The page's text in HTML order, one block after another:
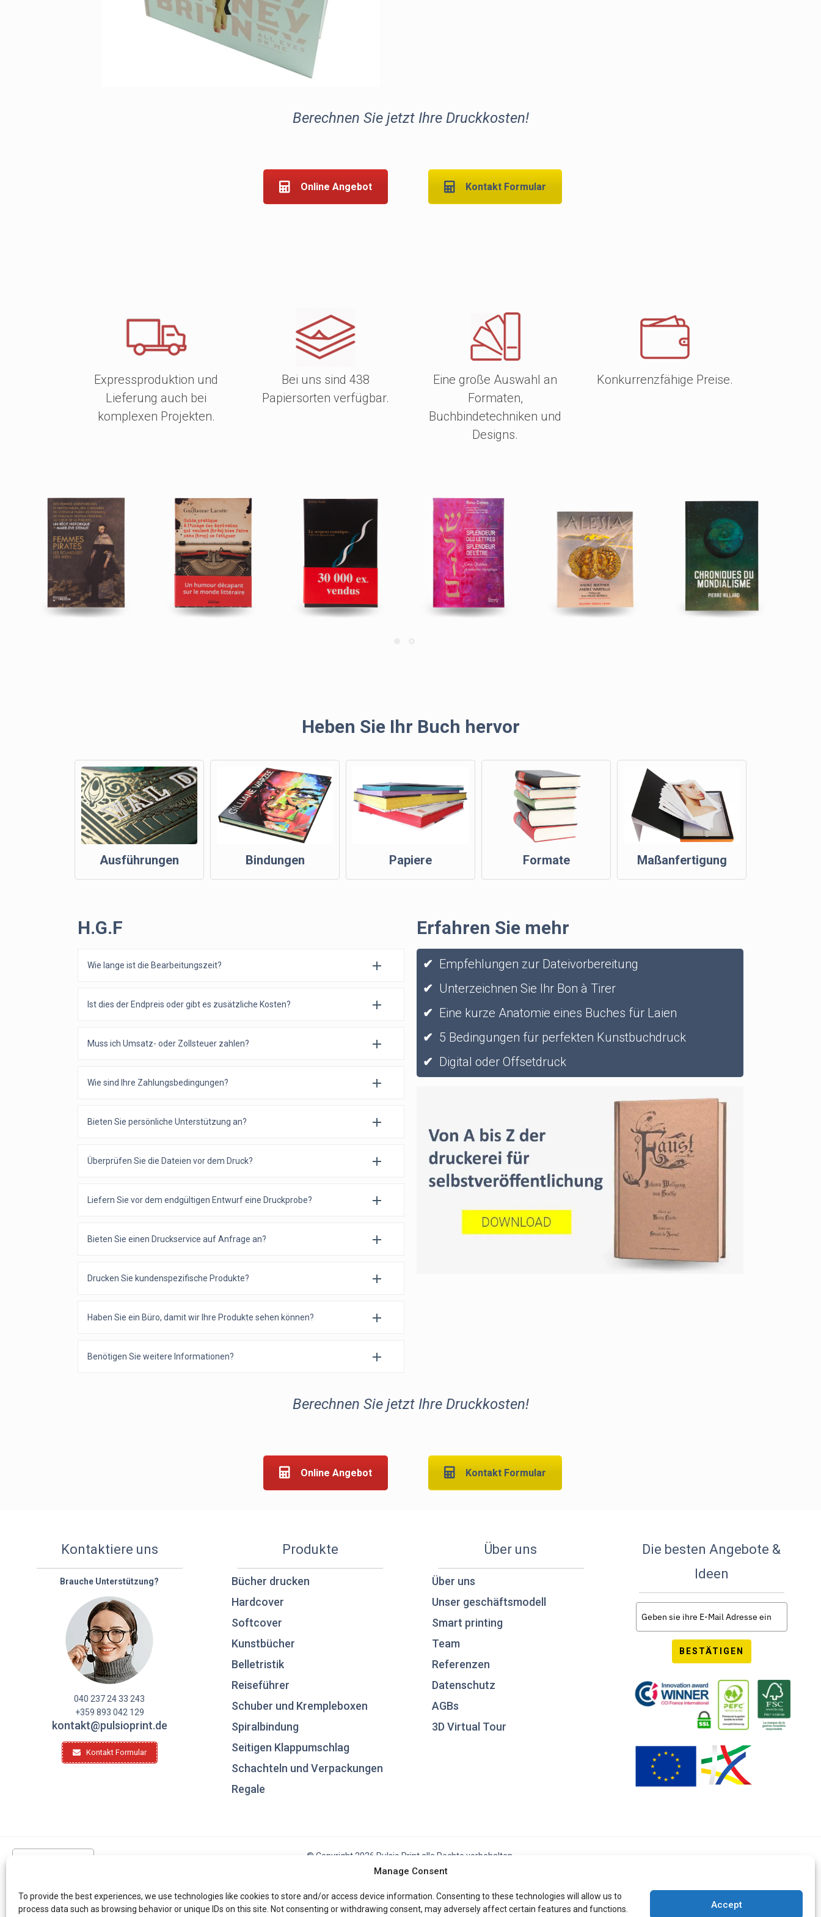
Manage Consent
To provide the best experiences, we use technologies like cookies to store and/or access device information. Consenting to these technologies will allow us to
process data such as browsing behavior or unique IDs on this site. Not consenting or withdrawing consent, may adversely affect certain features and functions.
Accept
Berechnen Sie jetzt Ihre Druckkosten!
Online Angebot Kontakt Formular
Expressproduktion und
Lieferung auch bei
komplexen Projekten.
Bei uns sind 438
Papiersorten verfügbar.
Eine große Auswahl an
Formaten,
Buchbindetechniken und
Designs.
Konkurrenzfähige Preise.
Heben Sie Ihr Buch hervor
Ausführungen Bindungen Papiere Formate Maßanfertigung
H.G.F
Wie lange ist die Bearbeitungszeit?
Ist dies der Endpreis oder gibt es zusätzliche Kosten?
Muss ich Umsatz- oder Zollsteuer zahlen?
Wie sind Ihre Zahlungsbedingungen?
Bieten Sie persönliche Unterstützung an?
Überprüfen Sie die Dateien vor dem Druck?
Liefern Sie vor dem endgültigen Entwurf eine Druckprobe?
Bieten Sie einen Druckservice auf Anfrage an?
Drucken Sie kundenspezifische Produkte?
Haben Sie ein Büro, damit wir Ihre Produkte sehen können?
Benötigen Sie weitere Informationen?
Erfahren Sie mehr
✔ Empfehlungen zur Dateivorbereitung
✔ Unterzeichnen Sie Ihr Bon à Tirer
✔ Eine kurze Anatomie eines Buches für Laien
✔ 5 Bedingungen für perfekten Kunstbuchdruck
✔ Digital oder Offsetdruck
Berechnen Sie jetzt Ihre Druckkosten!
Online Angebot Kontakt Formular
Kontaktiere uns
Brauche Unterstützung?
040 237 24 33 243
+359 893 042 129
kontakt@pulsioprint.de
Kontakt Formular
Produkte
Bücher drucken
Hardcover
Softcover
Kunstbücher
Belletristik
Reiseführer
Schuber und Krempleboxen
Spiralbindung
Seitigen Klappumschlag
Schachteln und Verpackungen
Regale
Über uns
Über uns
Unser geschäftsmodell
Smart printing
Team
Referenzen
Datenschutz
AGBs
3D Virtual Tour
Die besten Angebote &
Ideen
BESTÄTIGEN
© Copyright 2026 Pulsio Print alle Rechte vorbehalten.